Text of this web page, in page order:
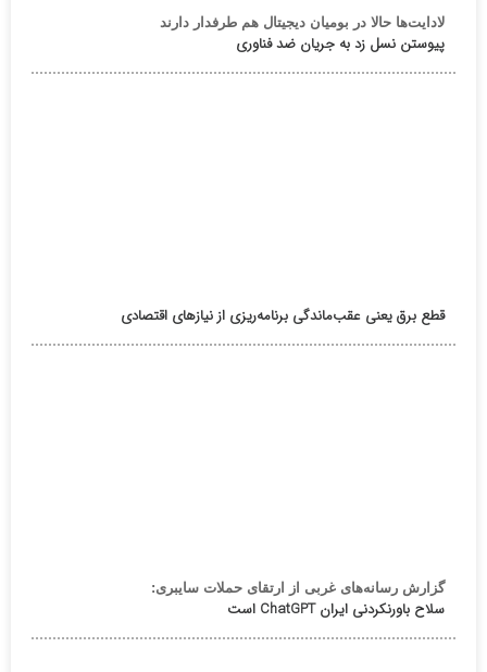
لادایت‌ها حالا در بومیان دیجیتال هم طرفدار دارند
پیوستن نسل زد به جریان ضد فناوری
قطع برق یعنی عقب‌ماندگی برنامه‌ریزی از نیازهای اقتصادی
گزارش رسانه‌های غربی از ارتقای حملات سایبری:
سلاح باورنکردنی ایران ChatGPT است